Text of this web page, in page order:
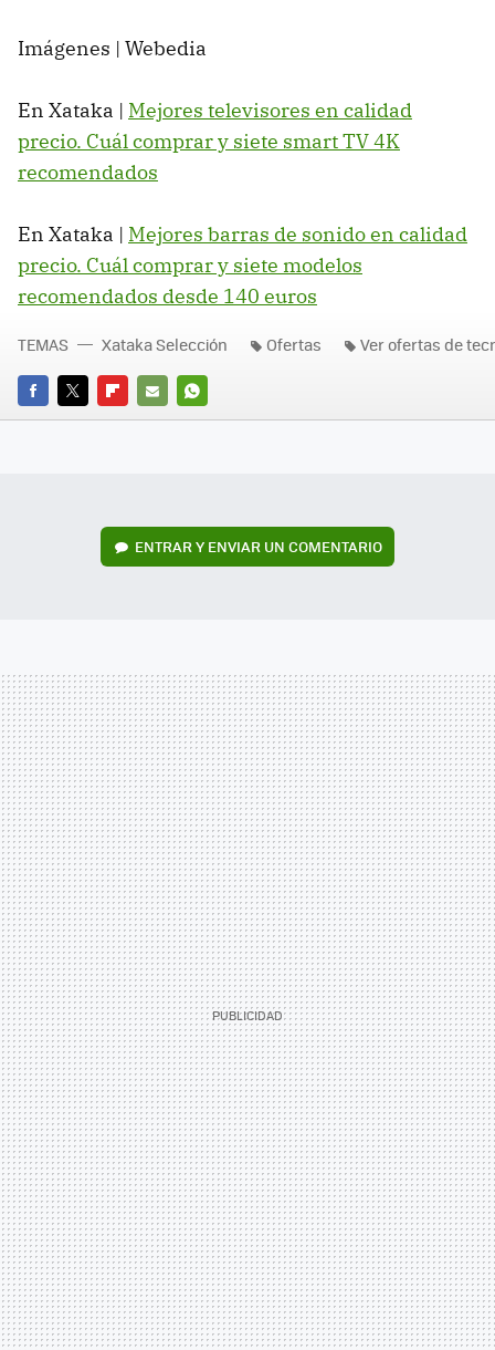
Imágenes | Webedia
En Xataka | Mejores televisores en calidad
precio. Cuál comprar y siete smart TV 4K
recomendados
En Xataka | Mejores barras de sonido en calidad
precio. Cuál comprar y siete modelos
recomendados desde 140 euros
FACEBOOK
TWITTERFLIPBOARD
E-
WHATSAPP
TEMAS Xataka Selección Ofertas Ver ofertas de
ENTRAR Y ENVIAR UN COMENTARIO